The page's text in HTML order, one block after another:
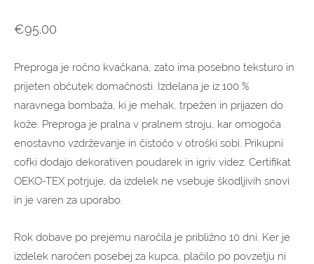
€95.00
Preproga je ročno kvačkana, zato ima posebno teksturo in
prijeten občutek domačnosti. Izdelana je iz 100 %
naravnega bombaža, ki je mehak, trpežen in prijazen do
kože. Preproga je pralna v pralnem stroju, kar omogoča
enostavno vzdrževanje in čistočo v otroški sobi. Prikupni
cofki dodajo dekorativen poudarek in igriv videz. Certifikat
OEKO-TEX potrjuje, da izdelek ne vsebuje škodljivih snovi
in je varen za uporabo.
Rok dobave po prejemu naročila je približno 10 dni. Ker je
izdelek naročen posebej za kupca, plačilo po povzetju ni